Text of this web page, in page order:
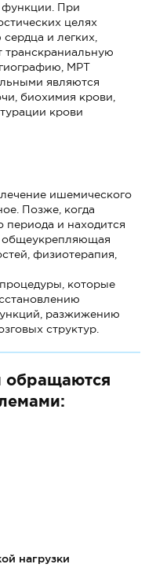
функции. При
целях
и легких,
МРТ
являются
биохимия крови,
крови
ишемического
Позже, когда
периода и находится
общеукрепляющая
физиотерапия,
которые
разжижению
структур.
обращаются
нагрузки